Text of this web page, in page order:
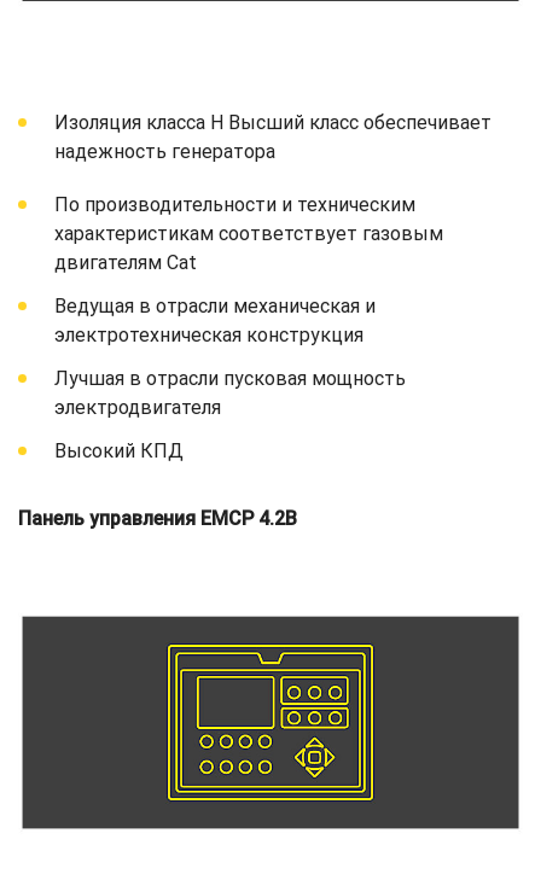
Изоляция класса H Высший класс обеспечивает
надежность генератора
По производительности и техническим
характеристикам соответствует газовым
двигателям Cat
Ведущая в отрасли механическая и
электротехническая конструкция
Лучшая в отрасли пусковая мощность
электродвигателя
Высокий КПД
Панель управления EMCP 4.2B